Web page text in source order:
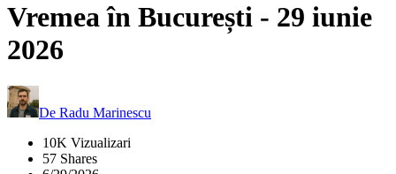
Vremea în București - 29 iunie
2026
De Radu Marinescu
10K Vizualizari
57 Shares